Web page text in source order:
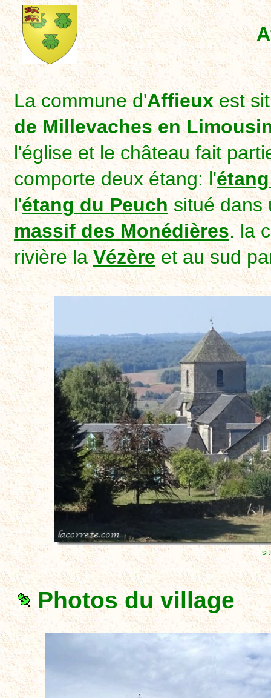
La commune d'Affieux est
de Millevaches en
l'église et le château fait
comporte deux étang: l'
l'étang du Peuch situé dans
massif des Monédières. la
rivière laVézèreet au sud
Photos du village